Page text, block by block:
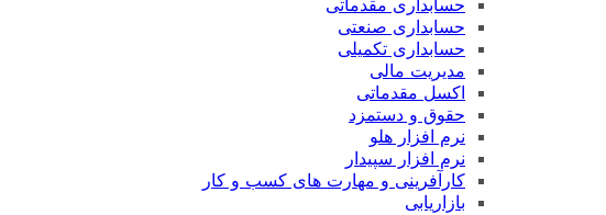
حسابداری مقدماتی
حسابداری صنعتی
حسابداری تکمیلی
مدیریت مالی
اکسل مقدماتی
حقوق و دستمزد
نرم افزار هلو
نرم افزار سپیدار
کارآفرینی و مهارت های کسب و کار
بازاریابی